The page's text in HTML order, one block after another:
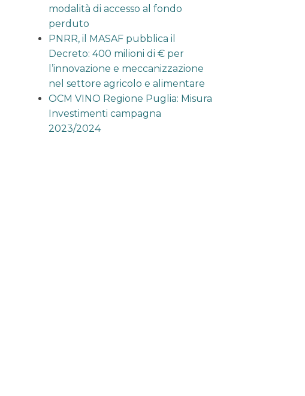
modalità di accesso al fondo
perduto
PNRR, il MASAF pubblica il
Decreto: 400 milioni di € per
l’innovazione e meccanizzazione
nel settore agricolo e alimentare
OCM VINO Regione Puglia: Misura
Investimenti campagna
2023/2024